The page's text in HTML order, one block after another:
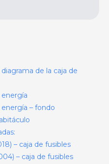
diagrama de la caja de
– fondo
– caja de fusibles
– caja de fusibles